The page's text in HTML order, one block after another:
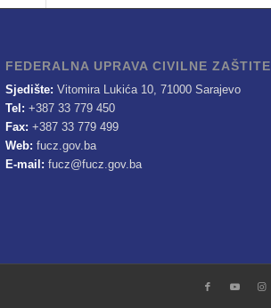
FEDERALNA UPRAVA CIVILNE ZAŠTITE
Sjedište: Vitomira Lukića 10, 71000 Sarajevo
Tel: +387 33 779 450
Fax: +387 33 779 499
Web: fucz.gov.ba
E-mail: fucz@fucz.gov.ba